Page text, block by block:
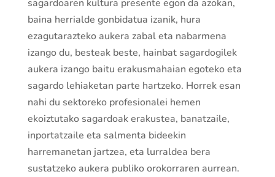
sagardoaren kultura presente egon da azokan,
baina herrialde gonbidatua izanik, hura
ezagutarazteko aukera zabal eta nabarmena
izango du, besteak beste, hainbat sagardogilek
aukera izango baitu erakusmahaian egoteko eta
sagardo lehiaketan parte hartzeko. Horrek esan
nahi du sektoreko profesionalei hemen
ekoiztutako sagardoak erakustea, banatzaile,
inportatzaile eta salmenta bideekin
harremanetan jartzea, eta lurraldea bera
sustatzeko aukera publiko orokorraren aurrean.